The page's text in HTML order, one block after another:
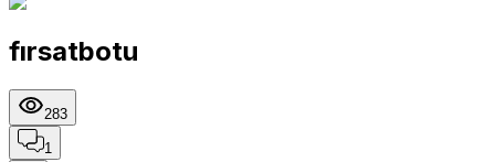
fırsatbotu
283
1